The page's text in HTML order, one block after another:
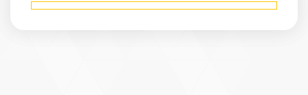
Арзамас —